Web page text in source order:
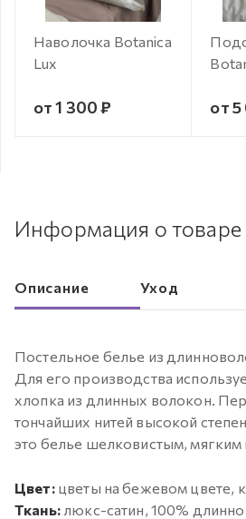
Наволочка Botanica
Lux
от 1 300 ₽ от
Информация о товаре
Описание Уход
Постельное белье из
Для его производства
хлопка из длинных волокон.
тончайших нитей высокой
это белье шелковистым,
Цвет: цветы на бежевом цвете,
Ткань:люкс-сатин, 100%